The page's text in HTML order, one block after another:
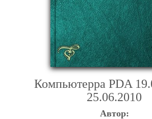
Компьютерра PDA
25.06.2010
Автор: